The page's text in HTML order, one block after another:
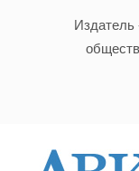
Издатель